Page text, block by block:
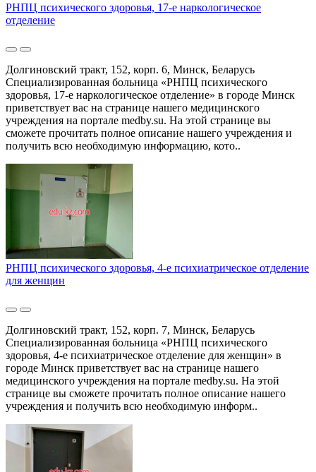
РНПЦ психического здоровья, 17-е наркологическое
отделение
Долгиновский тракт, 152, корп. 6, Минск, Беларусь
Специализированная больница «РНПЦ психического
здоровья, 17-е наркологическое отделение» в городе Минск
приветствует вас на странице нашего медицинского
учреждения на портале medby.su. На этой странице вы
сможете прочитать полное описание нашего учреждения и
получить всю необходимую информацию, кото..
РНПЦ психического здоровья, 4-е психиатрическое отделение
для женщин
Долгиновский тракт, 152, корп. 7, Минск, Беларусь
Специализированная больница «РНПЦ психического
здоровья, 4-е психиатрическое отделение для женщин» в
городе Минск приветствует вас на странице нашего
медицинского учреждения на портале medby.su. На этой
странице вы сможете прочитать полное описание нашего
учреждения и получить всю необходимую информ..